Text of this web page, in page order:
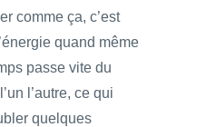
comme ça, c’est
quand même
passe vite du
l’autre, ce qui
quelques